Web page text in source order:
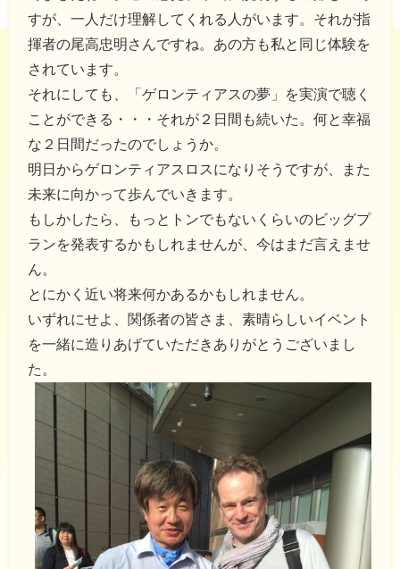
すが、一人だけ理解してくれる人がいます。それが指
揮者の尾高忠明さんですね。あの方も私と同じ体験を
されています。
それにしても、「ゲロンティアスの夢」を実演で聴く
ことができる・・・それが２日間も続いた。何と幸福
な２日間だったのでしょうか。
明日からゲロンティアスロスになりそうですが、また
未来に向かって歩んでいきます。
もしかしたら、もっとトンでもないくらいのビッグプ
ランを発表するかもしれませんが、今はまだ言えませ
ん。
とにかく近い将来何かあるかもしれません。
いずれにせよ、関係者の皆さま、素晴らしいイベント
を一緒に造りあげていただきありがとうございまし
た。